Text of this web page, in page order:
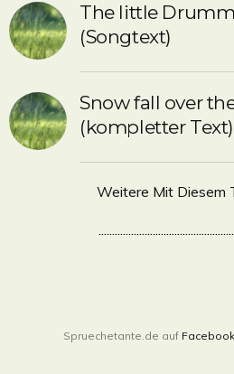
The little
(Songtext)
Snow fall over
(kompletter Text)
Weitere Mit Diesem
Spruechetante.de auf Facebook